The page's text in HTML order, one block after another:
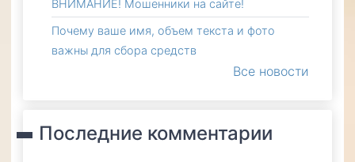
ВНИМАНИЕ! Мошенники на сайте!
Почему ваше имя, объем текста и фото
важны для сбора средств
Все новости
Последние комментарии